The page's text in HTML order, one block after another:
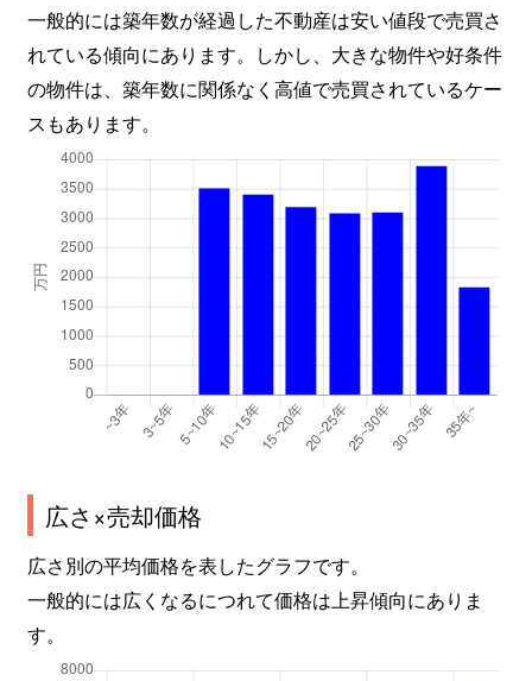
一般的には築年数が経過した不動産は安い値段で売買さ
れている傾向にあります。しかし、大きな物件や好条件
の物件は、築年数に関係なく高値で売買されているケー
スもあります。
広さ×売却価格
広さ別の平均価格を表したグラフです。
一般的には広くなるにつれて価格は上昇傾向にありま
す。